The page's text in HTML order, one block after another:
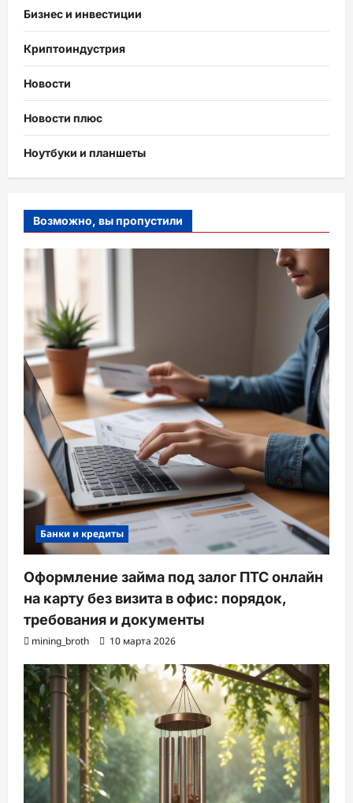
Бизнес и инвестиции
Криптоиндустрия
Новости
Новости плюс
Ноутбуки и планшеты
Возможно, вы пропустили
Банки и кредиты
Оформление займа под залог ПТС онлайн
на карту без визита в офис: порядок,
требования и документы
mining_broth 10 марта 2026